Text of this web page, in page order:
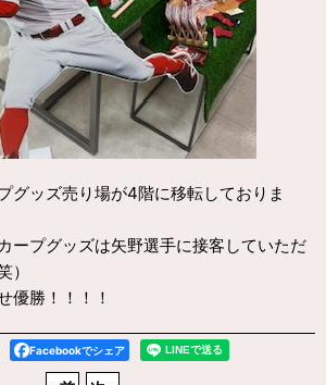
グッズ売り場が4階に移転しておりま
ープグッズは矢野選手に接客していただ
）
優勝！！！！
Facebookでシェア